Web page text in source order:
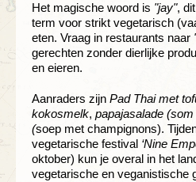
Het magische woord is "jay",
term voor strikt vegetarisch
eten. Vraag in restaurants naar
gerechten zonder dierlijke
en eieren.
Aanraders zijn Pad Thai met
kokosmelk, papajasalade
(soep met champignons).
vegetarische festival ‘Nine
oktober) kun je overal in het
vegetarische en veganistische